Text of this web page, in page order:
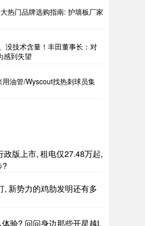
热门品牌选购指南: 护墙板厂家
没技术含量！丰田董事长：对
感到失望
油管/Wyscout找热刺球员集
版上市, 租电仅27.48万起,
?
, 新势力的鸡肋发明还有多
验? 问问身边那些开星越L